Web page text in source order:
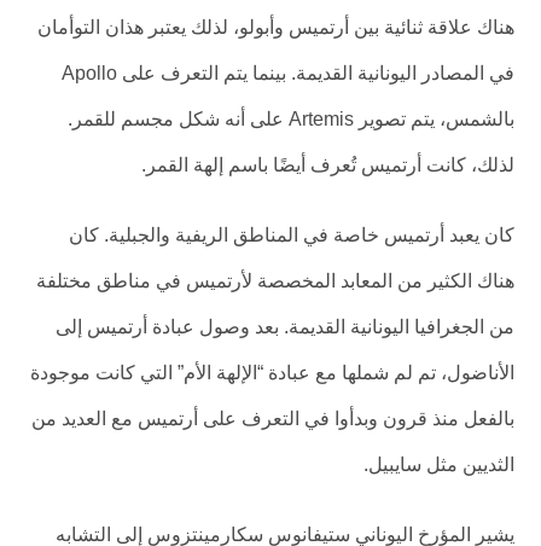
هناك علاقة ثنائية بين أرتميس وأبولو، لذلك يعتبر هذان التوأمان
في المصادر اليونانية القديمة. بينما يتم التعرف على Apollo
بالشمس، يتم تصوير Artemis على أنه شكل مجسم للقمر.
لذلك، كانت أرتميس تُعرف أيضًا باسم إلهة القمر.
كان يعبد أرتميس خاصة في المناطق الريفية والجبلية. كان
هناك الكثير من المعابد المخصصة لأرتميس في مناطق مختلفة
من الجغرافيا اليونانية القديمة. بعد وصول عبادة أرتميس إلى
الأناضول، تم لم شملها مع عبادة “الإلهة الأم” التي كانت موجودة
بالفعل منذ قرون وبدأوا في التعرف على أرتميس مع العديد من
الثديين مثل سايبيل.
يشير المؤرخ اليوناني ستيفانوس سكارمينتزوس إلى التشابه